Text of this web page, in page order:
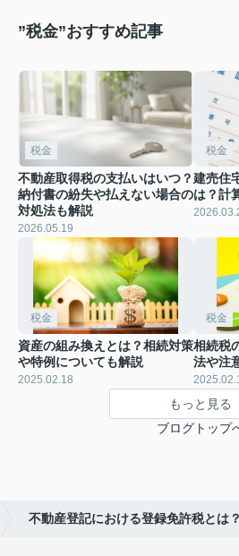
”税金”おすすめ記事
税金
不動産取得税の支払いはいつ？
納付書の紛失や払えない場合の
対処法も解説
2026.05.19
税金
建売住
は？計
税金
資産の組み換えとは？相続対策
や特例についても解説
2025.02.18
税金
相続税
法や注
もっと見る
ブログトップ
不動産登記における登録免許税とは